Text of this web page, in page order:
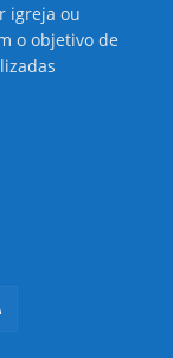
igreja ou
o objetivo de